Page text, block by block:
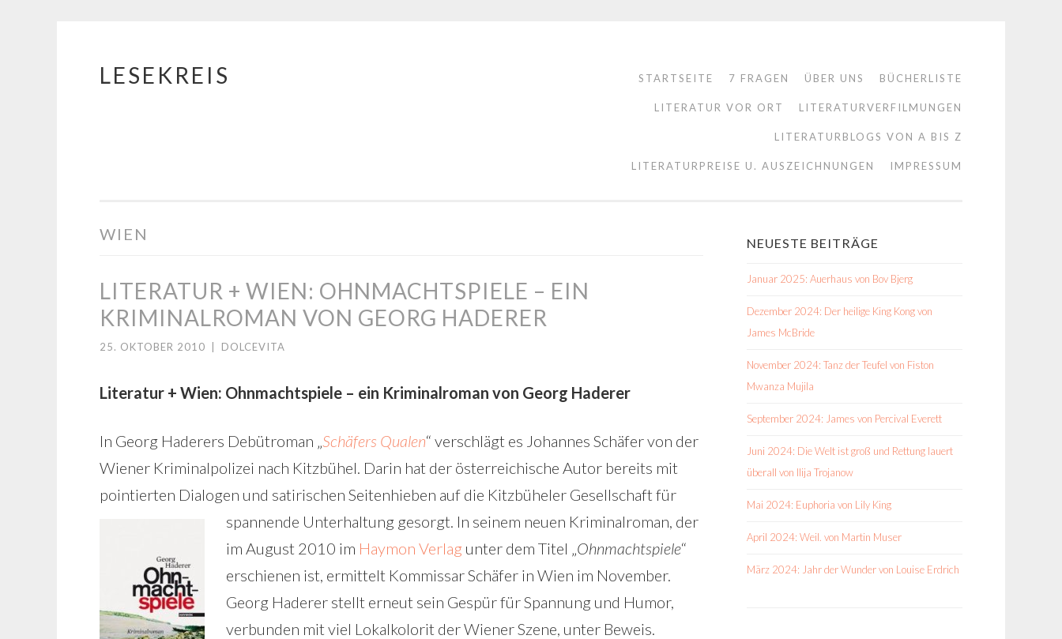
Springe
LESEKREIS STARTSEITE 7 FRAGEN ÜBER UNS BÜCHERLISTE
LITERATUR VOR ORT LITERATURVERFILMUNGEN
LITERATURBLOGS VON A BIS Z
LITERATURPREISE U. AUSZEICHNUNGEN IMPRESSUM
WIEN
LITERATUR + WIEN: OHNMACHTSPIELE – EIN
KRIMINALROMAN VON GEORG HADERER
25. OKTOBER 2010 DOLCEVITA
Literatur + Wien: Ohnmachtspiele – ein Kriminalroman von Georg Haderer
In Georg Haderers Debütroman „Schäfers Qualen“ verschlägt es Johannes Schäfer von der
Wiener Kriminalpolizei nach Kitzbühel. Darin hat der österreichische Autor bereits mit
pointierten Dialogen und satirischen Seitenhieben auf die Kitzbüheler Gesellschaft für
spannende Unterhaltung gesorgt. In seinem neuen Kriminalroman, der
im August 2010 im Haymon Verlag unter dem Titel „Ohnmachtspiele“
erschienen ist, ermittelt Kommissar Schäfer in Wien im November.
Georg Haderer stellt erneut sein Gespür für Spannung und Humor,
verbunden mit viel Lokalkolorit der Wiener Szene, unter Beweis.
NEUESTE BEITRÄGE
Januar 2025: Auerhaus von Bov Bjerg
Dezember 2024: Der heilige King Kong von
James McBride
November 2024: Tanz der Teufel von Fiston
Mwanza Mujila
September 2024: James von Percival Everett
Juni 2024: Die Welt ist groß und Rettung lauert
überall von Ilija Trojanow
Mai 2024: Euphoria von Lily King
April 2024: Weil. von Martin Muser
März 2024: Jahr der Wunder von Louise Erdrich